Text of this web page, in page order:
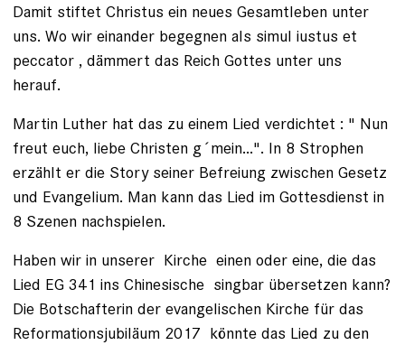
Damit stiftet Christus ein neues Gesamtleben unter
uns. Wo wir einander begegnen als simul iustus et
peccator , dämmert das Reich Gottes unter uns
herauf.
Martin Luther hat das zu einem Lied verdichtet : " Nun
freut euch, liebe Christen g´mein...". In 8 Strophen
erzählt er die Story seiner Befreiung zwischen Gesetz
und Evangelium. Man kann das Lied im Gottesdienst in
8 Szenen nachspielen.
Haben wir in unserer Kirche einen oder eine, die das
Lied EG 341 ins Chinesische singbar übersetzen kann?
Die Botschafterin der evangelischen Kirche für das
Reformationsjubiläum 2017 könnte das Lied zu den